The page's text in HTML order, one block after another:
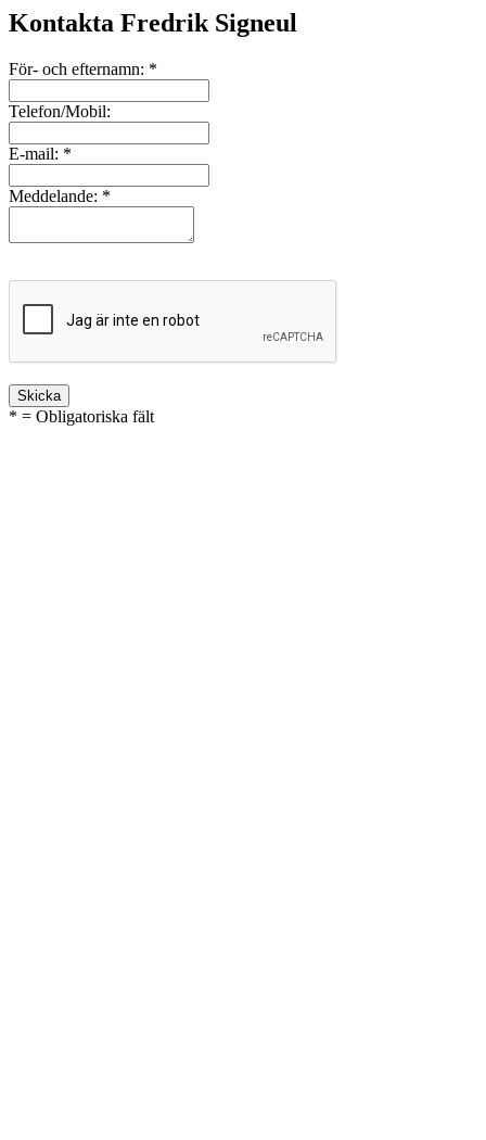
Kontakta Fredrik Signeul
För- och efternamn: *
Telefon/Mobil:
E-mail: *
Meddelande: *
* = Obligatoriska fält